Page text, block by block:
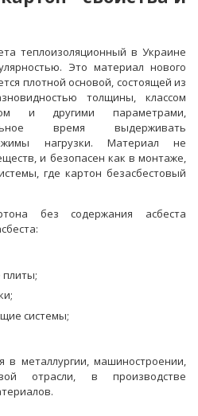
теплоизоляционный в Украине
Это материал нового
плотной основой, состоящей из
толщины, классом
и другими параметрами,
время выдерживать
нагрузки. Материал не
и безопасен как в монтаже,
где картон безасбестовый
без содержания асбеста
плиты;
системы;
в металлургии, машиностроении,
отрасли, в производстве